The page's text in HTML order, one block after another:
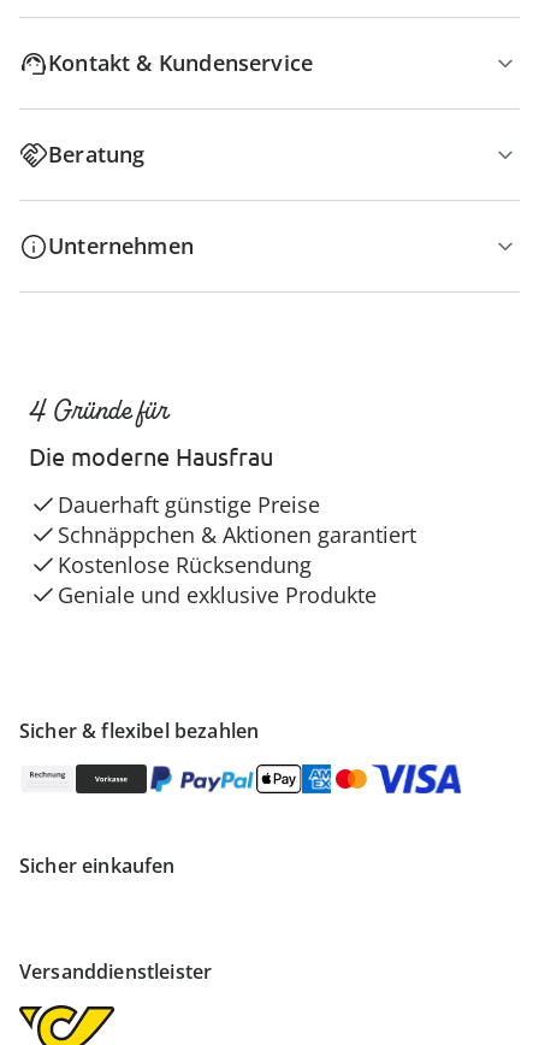
Kontakt & Kundenservice
Beratung
Unternehmen
Sicher & flexibel bezahlen
Sicher einkaufen
Versanddienstleister
4 Gründe für
Die moderne Hausfrau
Dauerhaft günstige Preise
Schnäppchen & Aktionen garantiert
Kostenlose Rücksendung
Geniale und exklusive Produkte